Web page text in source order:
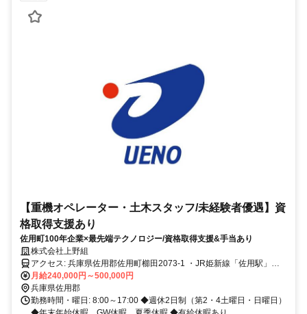
【重機オペレーター・土木スタッフ/未経験者優遇】資
格取得支援あり
佐用町100年企業×最先端テクノロジー/資格取得支援&手当あり
株式会社上野組
アクセス: 兵庫県佐用郡佐用町櫛田2073-1 ・JR姫新線「佐用駅」か
ら車で約10分 ・中国自動車道「山崎IC」から約20分 ・智頭急行智頭
線 久崎駅より徒歩10分
月給240,000円～500,000円
兵庫県佐用郡
勤務時間・曜日: 8:00～17:00 ◆週休2日制（第2・4土曜日・日曜日）